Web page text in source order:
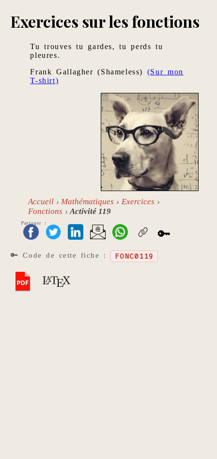
Exercices sur les fonctions
Tu trouves tu gardes, tu perds tu
pleures.
Frank Gallagher (Shameless) (Sur mon
T-shirt)
Accueil Mathématiques
Exercices
Fonctions
Activité 119
Partager :
🔑
🔑 Code de cette fiche : FONC0119